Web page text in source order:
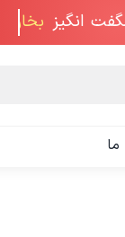
انگیز